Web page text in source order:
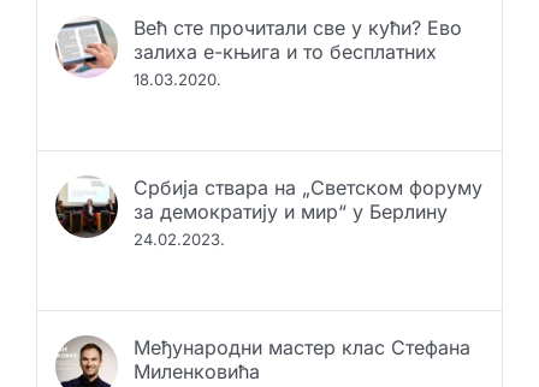
Већ сте прочитали све у кући? Ево
залиха е-књига и то бесплатних
18.03.2020.
Србија ствара на „Светском форуму
за демократију и мир“ у Берлину
24.02.2023.
Међународни мастер клас Стефана
Миленковића